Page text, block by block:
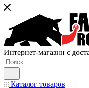
Интернет-магазин с
Каталог товаров